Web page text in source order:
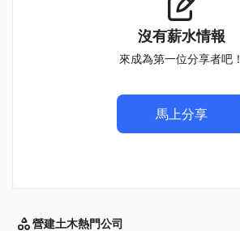
沒有薪水情報
來成為第一位分享者吧！
馬上分享
營建土木熱門公司